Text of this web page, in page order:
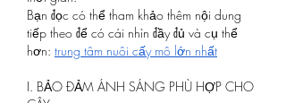
Bạn đọc có thể tham khảo thêm nội dung
tiếp theo để có cái nhìn đầy đủ và cụ thể
hơn: trung tâm nuôi cấy mô lớn nhất
I. BẢO ĐẢM ÁNH SÁNG PHÙ HỢP CHO